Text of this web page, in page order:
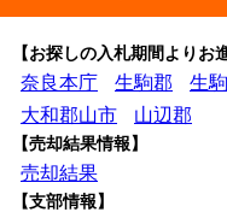
【お探しの入札期間よりお
奈良本庁 生駒郡 生
大和郡山市
山辺郡
【売却結果情報】
売却結果
【支部情報】